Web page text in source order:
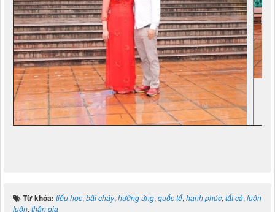
Từ khóa: tiểu học bãi cháy, hưởng ứng quốc tế, hạnh phúc tất cả luôn
luôn thân gia